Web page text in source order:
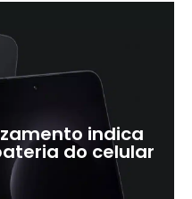
indica
do celular